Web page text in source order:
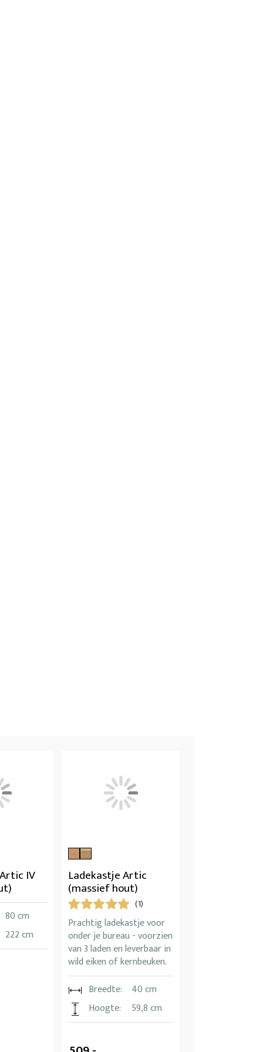
IV
80 cm
222 cm
Ladekastje Artic
(massief hout)
(1)
Prachtig ladekastje voor
onder je bureau - voorzien
van 3 laden en leverbaar in
wild eiken of kernbeuken.
Breedte:
40 cm
Hoogte:
59,8 cm